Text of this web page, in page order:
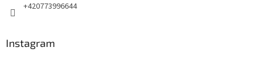
+420773996644
Instagram